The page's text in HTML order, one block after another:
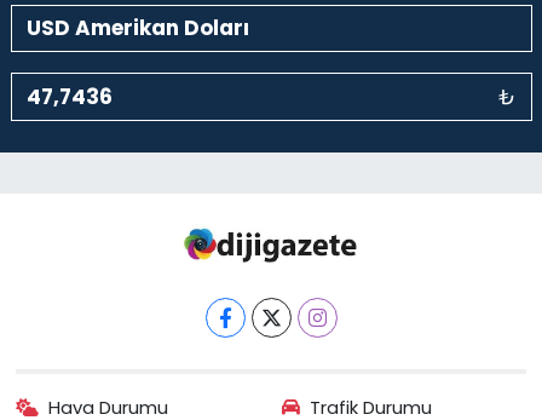
₺
Hava Durumu Trafik Durumu